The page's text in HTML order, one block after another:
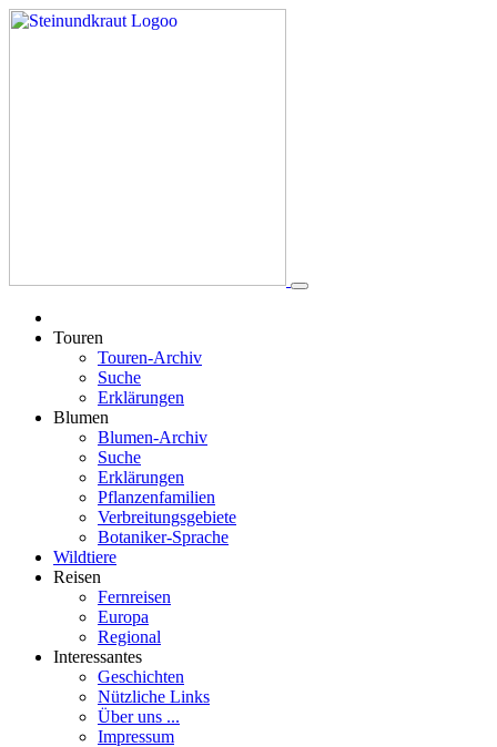
Touren
Touren-Archiv
Suche
Erklärungen
Blumen
Blumen-Archiv
Suche
Erklärungen
Pflanzenfamilien
Verbreitungsgebiete
Botaniker-Sprache
Wildtiere
Reisen
Fernreisen
Europa
Regional
Interessantes
Geschichten
Nützliche Links
Über uns ...
Impressum